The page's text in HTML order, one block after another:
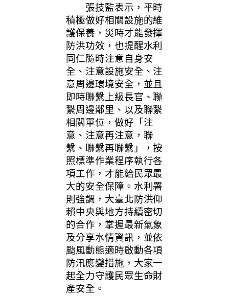
張技監表示，平時
積極做好相關設施的維
護保養，災時才能發揮
防洪功效，也提醒水利
同仁隨時注意自身安
全、注意設施安全、注
意周邊環境安全，並且
即時聯繫上級長官、聯
繫周邊鄰里、以及聯繫
相關單位，做好「注
意、注意再注意，聯
繫、聯繫再聯繫」，按
照標準作業程序執行各
項工作，才能給民眾最
大的安全保障。水利署
則強調，大臺北防洪仰
賴中央與地方持續密切
的合作，掌握最新氣象
及分享水情資訊，並依
颱風動態適時啟動各項
防汛應變措施，大家一
起全力守護民眾生命財
產安全。